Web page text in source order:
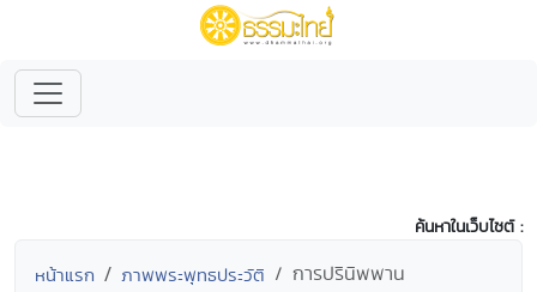
ค้นหาในเว็บไซต์ :
หน้าแรก ภาพพระพุทธประวัติ การปรินิพพาน